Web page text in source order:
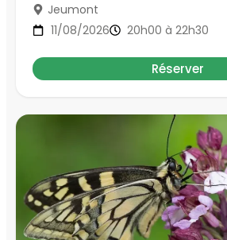
Jeumont
11/08/2026
20h00 à 22h30
Réserver